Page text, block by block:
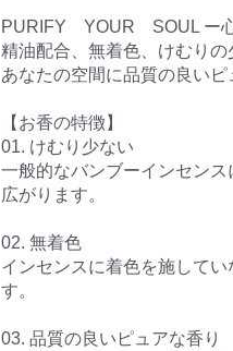
PURIFY YOUR SOUL ー
精油配合、無着色、けむりの
あなたの空間に品質の良いピ
【お香の特徴】
01. けむり少ない
一般的なバンブーインセン
広がります。
02. 無着色
インセンスに着色を施して
す。
03. 品質の良いピュアな香り